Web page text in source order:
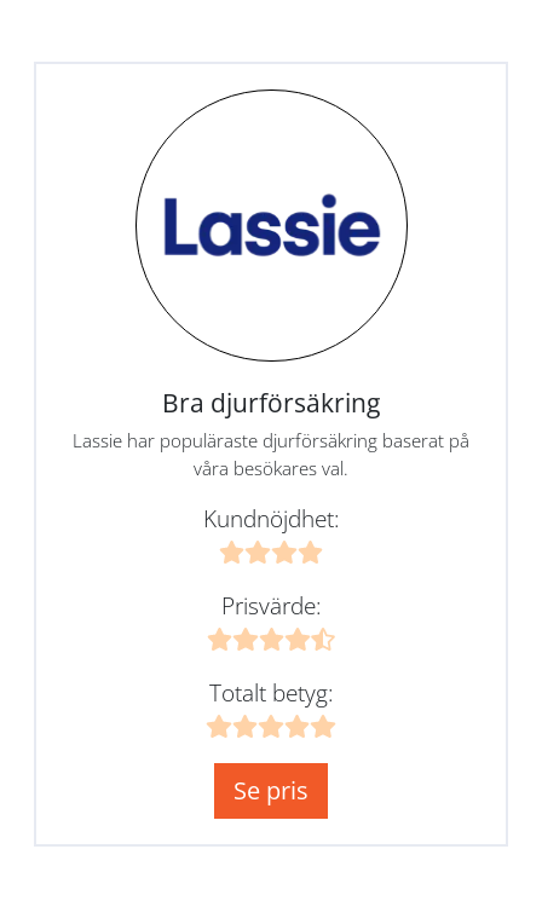
Bra djurförsäkring
Lassie har populäraste djurförsäkring baserat på
våra besökares val.
Kundnöjdhet:
Prisvärde:
Totalt betyg:
Se pris